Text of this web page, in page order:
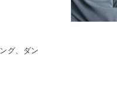
グ、ダン